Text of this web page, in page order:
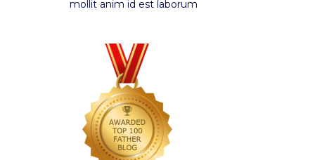
mollit anim id est laborum